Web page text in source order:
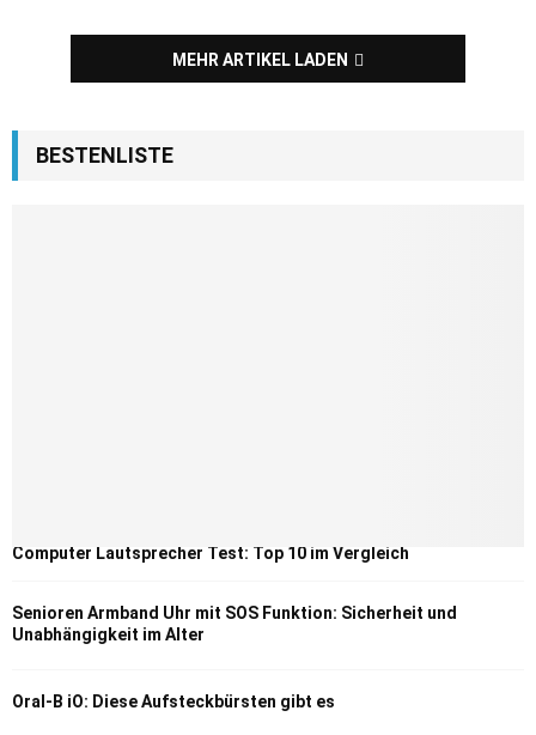
MEHR ARTIKEL LADEN
BESTENLISTE
Computer Lautsprecher Test: Top 10 im Vergleich
Senioren Armband Uhr mit SOS Funktion: Sicherheit und
Unabhängigkeit im Alter
Oral-B iO: Diese Aufsteckbürsten gibt es